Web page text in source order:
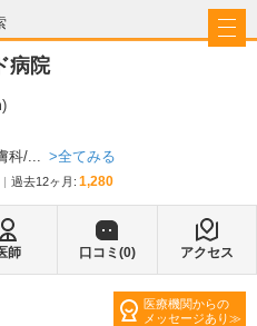
病院
)
科 ... 全てみる
過去12ヶ月: 1,280
師 口コミ(0) アクセス
医療機関からの
メッセージあり